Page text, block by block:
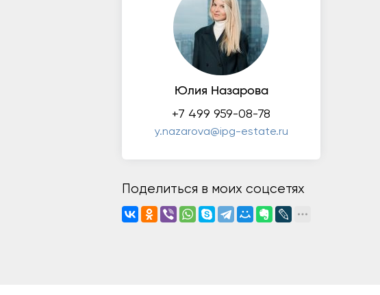
Юлия Назарова
+7 499 959-08-78
y.nazarova@ipg-estate.ru
Поделиться в моих соцсетях